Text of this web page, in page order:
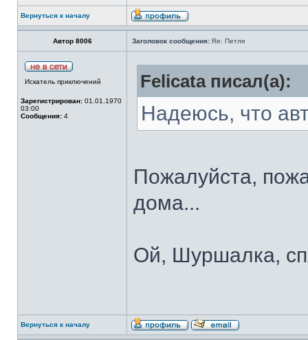
Вернуться к началу
Автор 8006 Заголовок сообщения: Re: Петля
Искатель приключений
Зарегистрирован: 01.01.1970
03:00
Сообщения: 4
Felicata писал(а):
Надеюсь, что
Пожалуйста,
дома...
Ой, Шуршалка,
Вернуться к началу